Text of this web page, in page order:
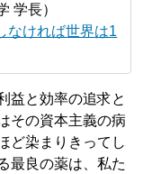
学長）
なければ世界は1
益と効率の追求と
その資本主義の病
ど染まりきってし
最良の薬は、私た